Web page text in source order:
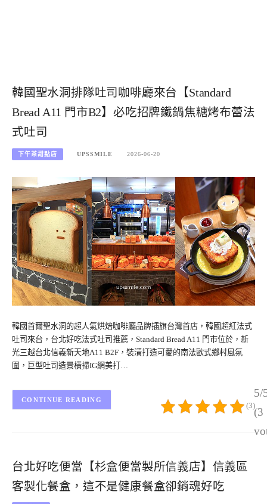
韓國聖水洞排隊吐司咖啡廳來台【Standard
Bread A11 門市B2】必吃招牌鐵鍋焦糖烤布蕾法
式吐司
下午茶甜點店 UPSSMILE 2026-06-20
韓國首爾聖水洞的超人氣烘焙咖啡廳品牌插旗台灣首店，韓國超紅法式
吐司來台，台北好吃法式吐司推薦，Standard Bread A11 門市位於，新
光三越台北信義新天地A11 B2F，裝潢打造可愛的南法歐式鄉村風氛
圍，巨型吐司造景橫掃IG網美打…
5/
(3
(3)
CONTINUE READING
台北好吃便當【杉盒便當製所信義店】信義區
客製化餐盒，這不是健康餐盒卻銷魂好吃